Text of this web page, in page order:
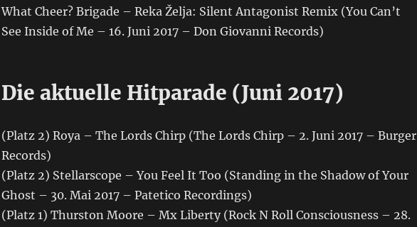
What Cheer? Brigade – Reka Želja: Silent Antagonist Remix (You Can’t
See Inside of Me – 16. Juni 2017 – Don Giovanni Records)
Die aktuelle Hitparade (Juni 2017)
(Platz 2) Roya – The Lords Chirp (The Lords Chirp – 2. Juni 2017 – Burger
Records)
(Platz 2) Stellarscope – You Feel It Too (Standing in the Shadow of Your
Ghost – 30. Mai 2017 – Patetico Recordings)
(Platz 1) Thurston Moore – Mx Liberty (Rock N Roll Consciousness – 28.